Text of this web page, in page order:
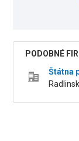
PODOBNÉ
Štátna